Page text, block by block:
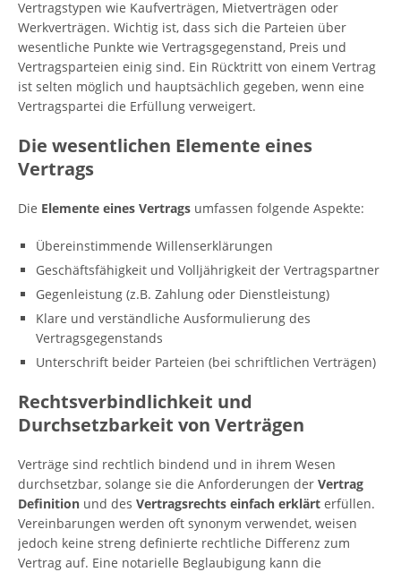
Vertragstypen wie Kaufverträgen, Mietverträgen oder
Werkverträgen. Wichtig ist, dass sich die Parteien über
wesentliche Punkte wie Vertragsgegenstand, Preis und
Vertragsparteien einig sind. Ein Rücktritt von einem Vertrag
ist selten möglich und hauptsächlich gegeben, wenn eine
Vertragspartei die Erfüllung verweigert.
Die wesentlichen Elemente eines
Vertrags
Die Elemente eines Vertrags umfassen folgende Aspekte:
Übereinstimmende Willenserklärungen
Geschäftsfähigkeit und Volljährigkeit der Vertragspartner
Gegenleistung (z.B. Zahlung oder Dienstleistung)
Klare und verständliche Ausformulierung des
Vertragsgegenstands
Unterschrift beider Parteien (bei schriftlichen Verträgen)
Rechtsverbindlichkeit und
Durchsetzbarkeit von Verträgen
Verträge sind rechtlich bindend und in ihrem Wesen
durchsetzbar, solange sie die Anforderungen der Vertrag
Definition und des Vertragsrechts einfach erklärt erfüllen.
Vereinbarungen werden oft synonym verwendet, weisen
jedoch keine streng definierte rechtliche Differenz zum
Vertrag auf. Eine notarielle Beglaubigung kann die